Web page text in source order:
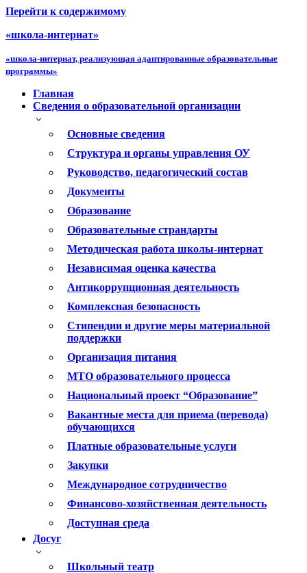
Перейти к содержимому
«школа-интернат»
«школа-интернат, реализующая адаптированные образовательные
программы»
Главная
Сведения о образовательной организации
Основные сведения
Структура и органы управления ОУ
Руководство, педагогический состав
Документы
Образование
Образовательные страндарты
Методическая работа школы-интернат
Независимая оценка качества
Антикоррупционная деятельность
Комплексная безопасность
Стипендии и другие меры материальной
поддержки
Организация питания
МТО образовательного процесса
Национальный проект “Образование”
Вакантные места для приема (перевода)
обучающихся
Платные образовательные услуги
Закупки
Международное сотрудничество
Финансово-хозяйственная деятельность
Доступная среда
Досуг
Школьный театр